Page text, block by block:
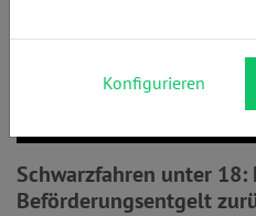
Schwarzfahren unter
Beförderungsentgelt
Konfigurieren